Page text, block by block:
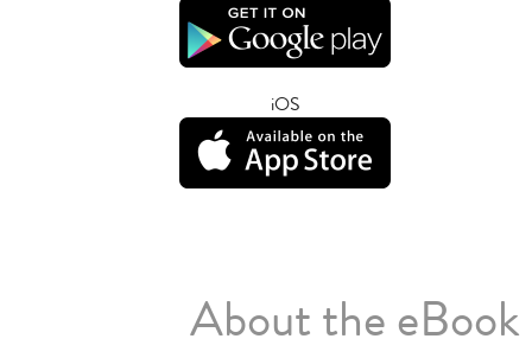
iOS
About the eBook